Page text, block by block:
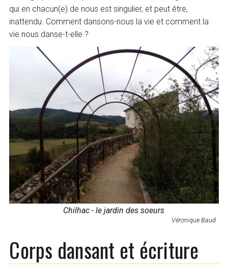
qui en chacun(e) de nous est singulier, et peut être,
inattendu. Comment dansons-nous la vie et comment la
vie nous danse-t-elle ?
Chilhac - le jardin des soeurs
Véronique Baud
Corps dansant et écriture